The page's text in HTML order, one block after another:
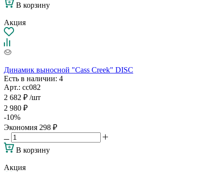
В корзину
Акция
Динамик выносной "Cass Creek" DISC
Есть в наличии: 4
Арт.: cc082
2 682 ₽ /шт
2 980 ₽
-10%
Экономия 298 ₽
В корзину
Акция